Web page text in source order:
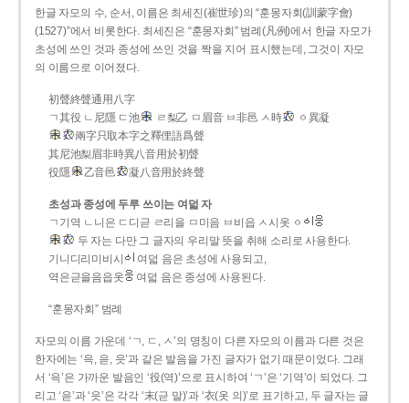
한글 자모의 수, 순서, 이름은 최세진(崔世珍)의 “훈몽자회(訓蒙字會)
(1527)”에서 비롯한다. 최세진은 “훈몽자회” 범례(凡例)에서 한글 자모가
초성에 쓰인 것과 종성에 쓰인 것을 짝을 지어 표시했는데, 그것이 자모
의 이름으로 이어졌다.
初聲終聲通用八字
ㄱ其役 ㄴ尼隱 ㄷ池
ㄹ梨乙 ㅁ眉音 ㅂ非邑 ㅅ時
ㆁ異凝
兩字只取本字之釋俚語爲聲
其尼池梨眉非時異八音用於初聲
役隱
乙音邑 凝八音用於終聲
초성과 종성에 두루 쓰이는 여덟 자
ㄱ기역 ㄴ니은 ㄷ디귿 ㄹ리을 ㅁ미음 ㅂ비읍 ㅅ시옷 ㆁ
두 자는 다만 그 글자의 우리말 뜻을 취해 소리로 사용한다.
기니디리미비시
여덟 음은 초성에 사용되고,
역은귿을음읍옷
여덟 음은 종성에 사용된다.
“훈몽자회” 범례
자모의 이름 가운데 ‘ㄱ, ㄷ, ㅅ’의 명칭이 다른 자모의 이름과 다른 것은
한자에는 ‘윽, 읃, 읏’과 같은 발음을 가진 글자가 없기 때문이었다. 그래
서 ‘윽’은 가까운 발음인 ‘役(역)’으로 표시하여 ‘ㄱ’은 ‘기역’이 되었다. 그
리고 ‘읃’과 ‘읏’은 각각 ‘末(귿 말)’과 ‘衣(옷 의)’로 표기하고, 두 글자는 글